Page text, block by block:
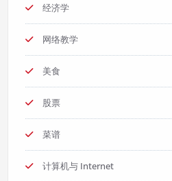
经济学
网络教学
美食
股票
菜谱
计算机与 Internet